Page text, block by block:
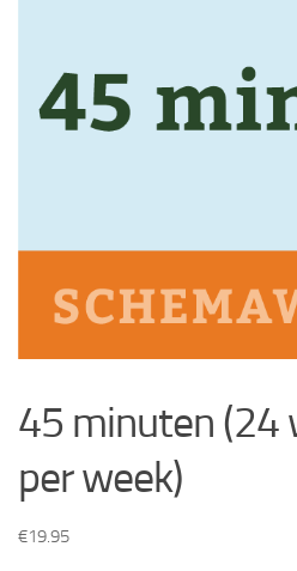
45 minuten (24
per week)
€19.95